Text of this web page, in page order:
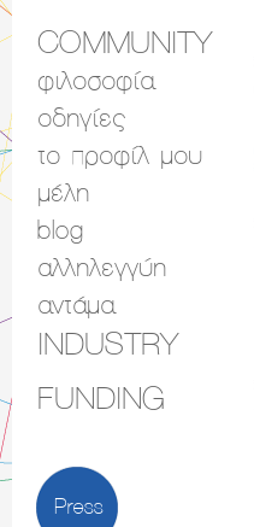
COMMUNITY
INDUSTRY
FUNDING
Press
φιλοσοφία
οδηγίες
το προφίλ μου
μέλη
blog
αλληλεγγύη
αντάμα